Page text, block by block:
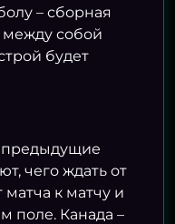
0
1
– сборная
между собой
будет
предыдущие
чего ждать от
к матчу и
поле. Канада –